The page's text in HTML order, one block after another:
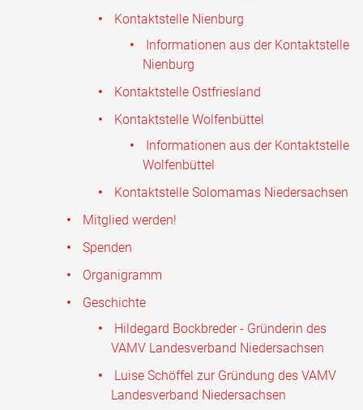
Kontaktstelle Nienburg
Informationen aus der Kontaktstelle
Nienburg
Kontaktstelle Ostfriesland
Kontaktstelle Wolfenbüttel
Informationen aus der Kontaktstelle
Wolfenbüttel
Kontaktstelle Solomamas Niedersachsen
Mitglied werden!
Spenden
Organigramm
Geschichte
Hildegard Bockbreder - Gründerin des
VAMV Landesverband Niedersachsen
Luise Schöffel zur Gründung des VAMV
Landesverband Niedersachsen